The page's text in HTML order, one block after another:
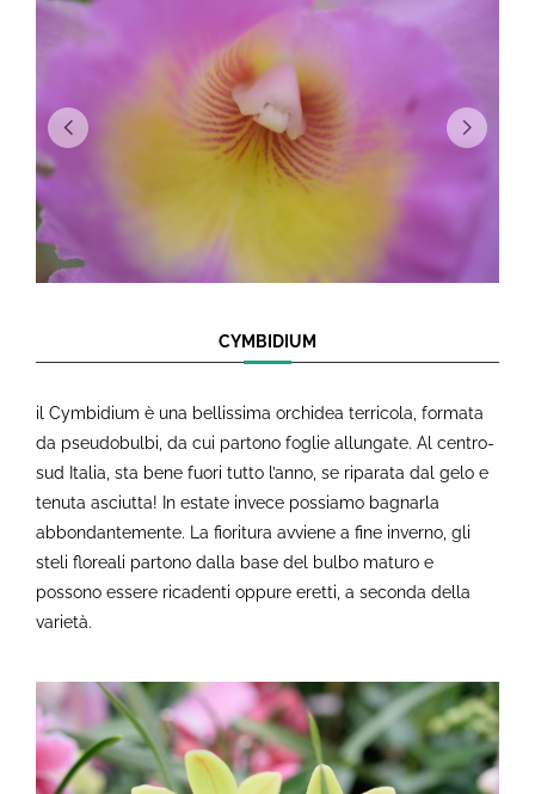
CYMBIDIUM
il Cymbidium è una bellissima orchidea terricola, formata
da pseudobulbi, da cui partono foglie allungate. Al centro-
sud Italia, sta bene fuori tutto l’anno, se riparata dal gelo e
tenuta asciutta! In estate invece possiamo bagnarla
abbondantemente. La fioritura avviene a fine inverno, gli
steli floreali partono dalla base del bulbo maturo e
possono essere ricadenti oppure eretti, a seconda della
varietà.